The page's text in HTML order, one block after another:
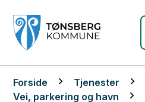
Du er her:
Forside
Tjenester
Vei, parkering og havn